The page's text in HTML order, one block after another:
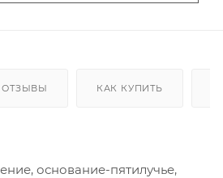
ОТЗЫВЫ КАК КУПИТЬ
основание-пятилучье,